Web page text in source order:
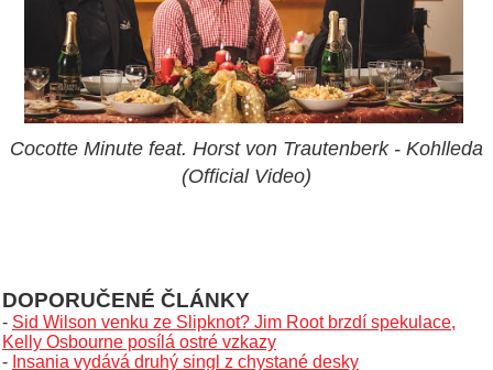
Cocotte Minute feat. Horst von Trautenberk - Kohlleda
(Official Video)
DOPORUČENÉ ČLÁNKY
- Sid Wilson venku ze Slipknot? Jim Root brzdí spekulace,
Kelly Osbourne posílá ostré vzkazy
- Insania vydává druhý singl z chystané desky